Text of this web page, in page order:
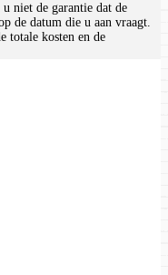
niet de garantie dat de
de datum die u aan vraagt.
totale kosten en de